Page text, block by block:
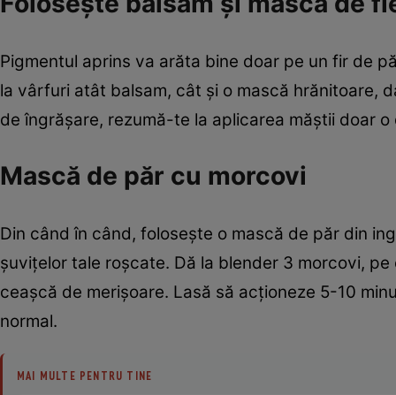
Pigmentul aprins va arăta bine doar pe un fir de
la vârfuri atât balsam, cât şi o mască hrănitoare,
de îngrăşare, rezumă-te la aplicarea măştii doar
Mască de păr cu morcovi
Din când în când, foloseşte o mască de păr din
şuviţelor tale roşcate. Dă la blender 3 morcovi,
ceaşcă de merişoare. Lasă să acţioneze 5-10
normal.
MAI MULTE PENTRU TINE